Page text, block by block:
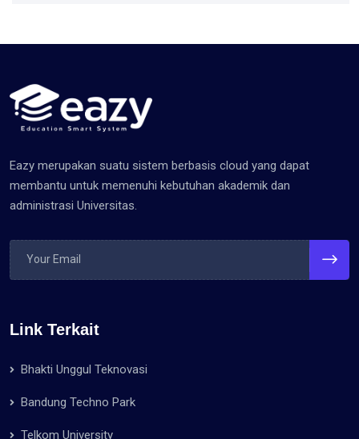
Eazy merupakan suatu sistem berbasis cloud yang dapat
membantu untuk memenuhi kebutuhan akademik dan
administrasi Universitas.
Link Terkait
Bhakti Unggul Teknovasi
Bandung Techno Park
Telkom University